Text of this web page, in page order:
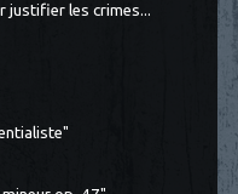
justifier les crimes...